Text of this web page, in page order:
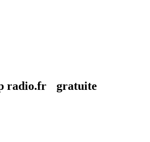
radio.fr gratuite